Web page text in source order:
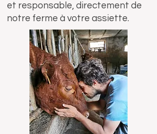
et responsable, directement de
notre ferme à votre assiette.